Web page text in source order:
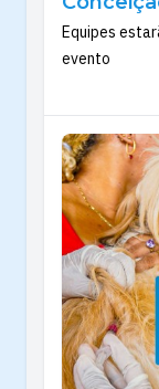
Equipes
evento